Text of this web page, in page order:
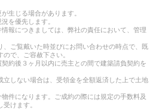
生じる場合があります。
を優先します。
報につきましては、弊社の責任において、管理
ご覧戴いた時並びにお問い合わせの時点で、既
で、ご容赦下さい。
約後３ヶ月以内に売主との間で建築請負契約を
しない場合は、受領金を全額返済した上で土地
件になります。ご成約の際には規定の手数料及
けます。